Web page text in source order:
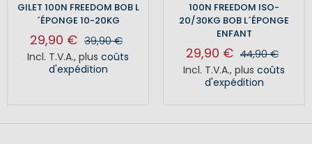
GILET 100N FREEDOM BOB L
´ÉPONGE 10-20KG
29,90 € 39,90 €
Incl. T.V.A., plus coûts
d'expédition
100N FREEDOM ISO-
20/30KG BOB L´ÉPONGE
ENFANT
29,90 € 44,90 €
Incl. T.V.A., plus coûts
d'expédition